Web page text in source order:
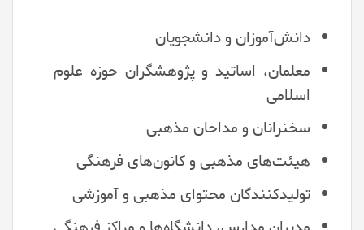
دانش‌آموزان و دانشجویان
معلمان، اساتید و پژوهشگران حوزه علوم
اسلامی
سخنرانان و مداحان مذهبی
هیئت‌های مذهبی و کانون‌های فرهنگی
تولیدکنندگان محتوای مذهبی و آموزشی